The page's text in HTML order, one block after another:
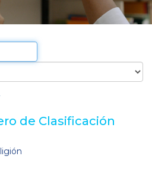
de Clasificación